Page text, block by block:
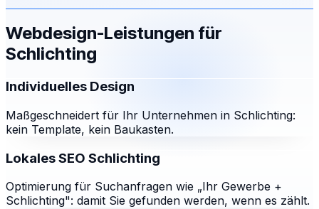
Webdesign-Leistungen für
Schlichting
Individuelles Design
Maßgeschneidert für Ihr Unternehmen in Schlichting:
kein Template, kein Baukasten.
Lokales SEO Schlichting
Optimierung für Suchanfragen wie „Ihr Gewerbe +
Schlichting": damit Sie gefunden werden, wenn es zählt.